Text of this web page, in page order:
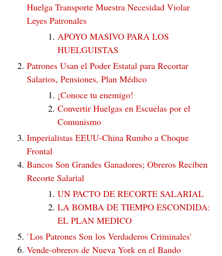
Huelga Transporte Muestra Necesidad Violar
Leyes Patronales
APOYO MASIVO PARA LOS
HUELGUISTAS
Patrones Usan el Poder Estatal para Recortar
Salarios, Pensiones, Plan Médico
¡Conoce tu enemigo!
Convertir Huelgas en Escuelas por el
Comunismo
Imperialistas EEUU-China Rumbo a Choque
Frontal
Bancos Son Grandes Ganadores; Obreros Reciben
Recorte Salarial
UN PACTO DE RECORTE SALARIAL
LA BOMBA DE TIEMPO ESCONDIDA:
EL PLAN MEDICO
`Los Patrones Son los Verdaderos Criminales'
Vende-obreros de Nueva York en el Bando